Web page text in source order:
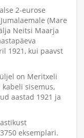
2-eurose
(Mare
Neitsi Maarja
1921, kui paavst
on Meritxeli
sisemus,
aastad 1921 ja
eksemplari.